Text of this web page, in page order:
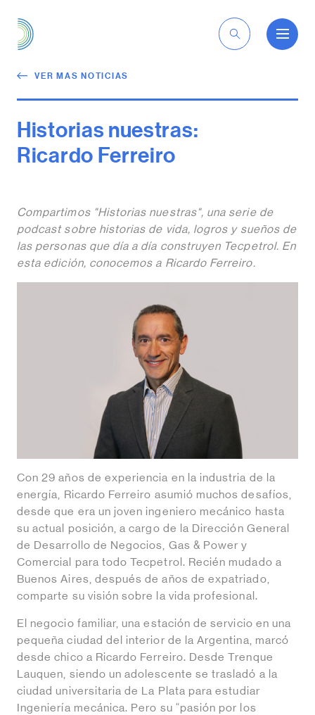
VER MAS NOTICIAS
Historias nuestras:
Ricardo Ferreiro
Compartimos "Historias nuestras", una serie de
podcast sobre historias de vida, logros y sueños de
las personas que día a día construyen Tecpetrol. En
esta edición, conocemos a Ricardo Ferreiro.
Con 29 años de experiencia en la industria de la
energía, Ricardo Ferreiro asumió muchos desafíos,
desde que era un joven ingeniero mecánico hasta
su actual posición, a cargo de la Dirección General
de Desarrollo de Negocios, Gas & Power y
Comercial para todo Tecpetrol. Recién mudado a
Buenos Aires, después de años de expatriado,
comparte su visión sobre la vida profesional.
El negocio familiar, una estación de servicio en una
pequeña ciudad del interior de la Argentina, marcó
desde chico a Ricardo Ferreiro. Desde Trenque
Lauquen, siendo un adolescente se trasladó a la
ciudad universitaria de La Plata para estudiar
Ingeniería mecánica. Pero su “pasión por los